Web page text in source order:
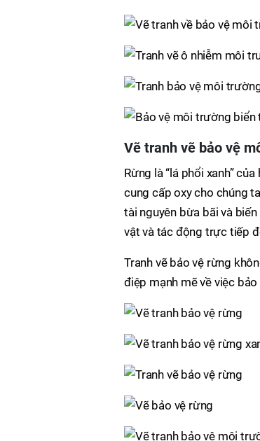
Vẽ tranh vẽ bảo vệ
Rừng là “lá phổi xanh”
cung cấp oxy cho chúng
tài nguyên bừa bãi và
vật và tác động trực tiếp
Tranh vẽ bảo vệ rừng
điệp mạnh mẽ về việc